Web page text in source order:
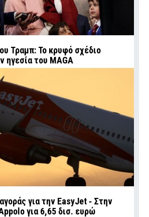
Τραμπ: Το κρυφό σχέδιο
ηγεσία του MAGA
για την EasyJet ‑ Στην
για 6,65 δισ. ευρώ